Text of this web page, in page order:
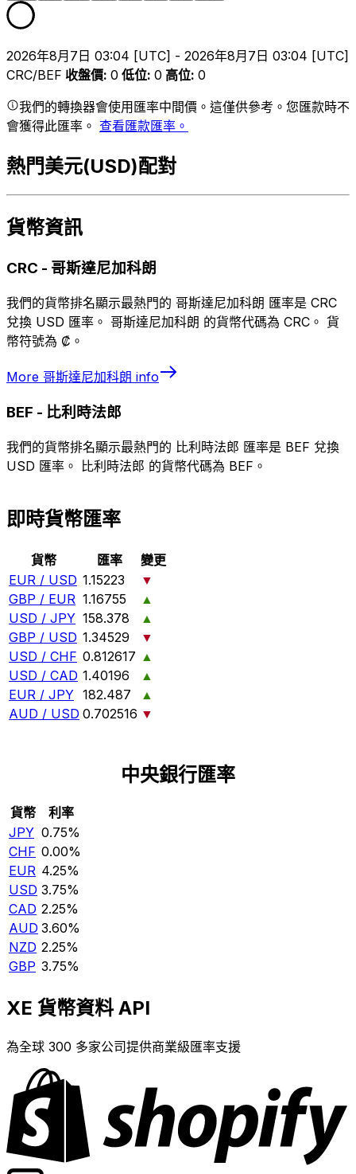
2026年8月7日 03:04 [UTC] - 2026年8月7日 03:04 [UTC]
CRC/BEF 收盤價: 0 低位: 0 高位: 0
我們的轉換器會使用匯率中間價。這僅供參考。您匯款時不
會獲得此匯率。 查看匯款匯率。
熱門美元(USD)配對
貨幣資訊
CRC - 哥斯達尼加科朗
我們的貨幣排名顯示最熱門的 哥斯達尼加科朗 匯率是 CRC
兌換 USD 匯率。 哥斯達尼加科朗 的貨幣代碼為 CRC。 貨
幣符號為 ₡。
More 哥斯達尼加科朗 info
BEF - 比利時法郎
我們的貨幣排名顯示最熱門的 比利時法郎 匯率是 BEF 兌換
USD 匯率。 比利時法郎 的貨幣代碼為 BEF。
即時貨幣匯率
貨幣 匯率
變更
EUR / USD 1.15223
▼
GBP / EUR 1.16755
▲
USD / JPY 158.378
▲
GBP / USD 1.34529
▼
USD / CHF 0.812617 ▲
USD / CAD 1.40196
▲
EUR / JPY 182.487
▲
AUD / USD 0.702516 ▼
中央銀行匯率
貨幣
利率
JPY 0.75%
CHF 0.00%
EUR 4.25%
USD 3.75%
CAD 2.25%
AUD 3.60%
NZD 2.25%
GBP 3.75%
XE 貨幣資料 API
為全球 300 多家公司提供商業級匯率支援